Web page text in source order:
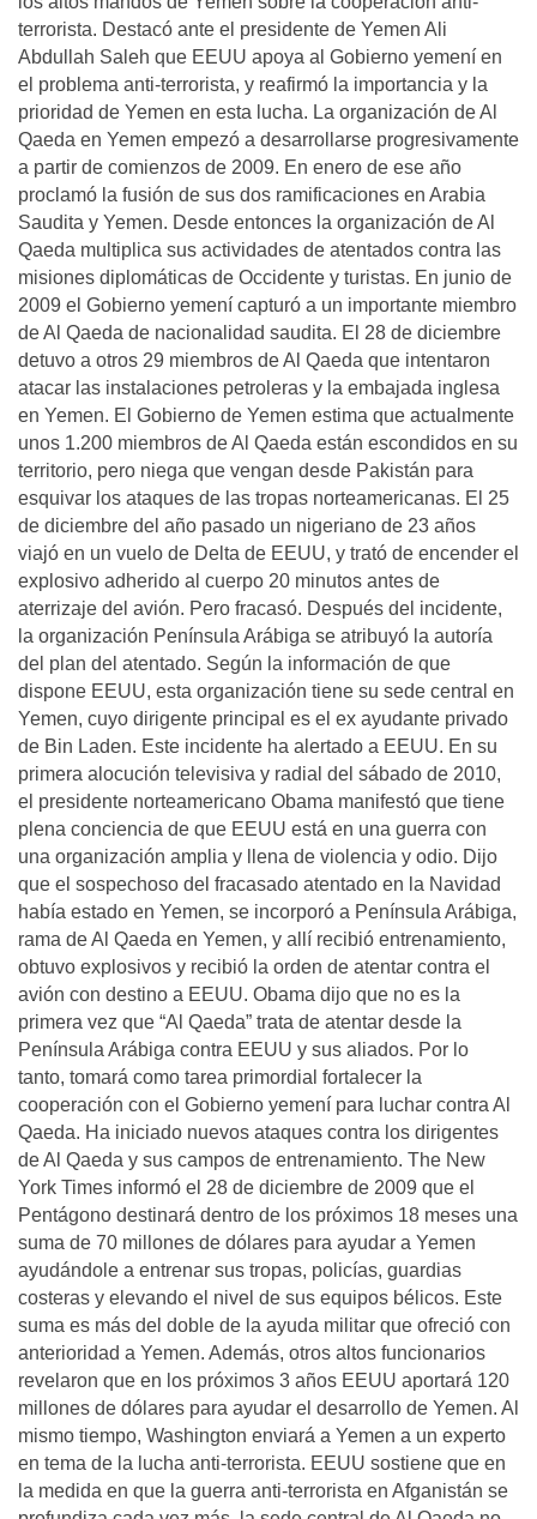
terrorista. Destacó ante el presidente de Yemen Ali
Abdullah Saleh que EEUU apoya al Gobierno yemení en
el problema anti-terrorista, y reafirmó la importancia y la
prioridad de Yemen en esta lucha. La organización de Al
Qaeda en Yemen empezó a desarrollarse progresivamente
a partir de comienzos de 2009. En enero de ese año
proclamó la fusión de sus dos ramificaciones en Arabia
Saudita y Yemen. Desde entonces la organización de Al
Qaeda multiplica sus actividades de atentados contra las
misiones diplomáticas de Occidente y turistas. En junio de
2009 el Gobierno yemení capturó a un importante miembro
de Al Qaeda de nacionalidad saudita. El 28 de diciembre
detuvo a otros 29 miembros de Al Qaeda que intentaron
atacar las instalaciones petroleras y la embajada inglesa
en Yemen. El Gobierno de Yemen estima que actualmente
unos 1.200 miembros de Al Qaeda están escondidos en su
territorio, pero niega que vengan desde Pakistán para
esquivar los ataques de las tropas norteamericanas. El 25
de diciembre del año pasado un nigeriano de 23 años
viajó en un vuelo de Delta de EEUU, y trató de encender el
explosivo adherido al cuerpo 20 minutos antes de
aterrizaje del avión. Pero fracasó. Después del incidente,
la organización Península Arábiga se atribuyó la autoría
del plan del atentado. Según la información de que
dispone EEUU, esta organización tiene su sede central en
Yemen, cuyo dirigente principal es el ex ayudante privado
de Bin Laden. Este incidente ha alertado a EEUU. En su
primera alocución televisiva y radial del sábado de 2010,
el presidente norteamericano Obama manifestó que tiene
plena conciencia de que EEUU está en una guerra con
una organización amplia y llena de violencia y odio. Dijo
que el sospechoso del fracasado atentado en la Navidad
había estado en Yemen, se incorporó a Península Arábiga,
rama de Al Qaeda en Yemen, y allí recibió entrenamiento,
obtuvo explosivos y recibió la orden de atentar contra el
avión con destino a EEUU. Obama dijo que no es la
primera vez que “Al Qaeda” trata de atentar desde la
Península Arábiga contra EEUU y sus aliados. Por lo
tanto, tomará como tarea primordial fortalecer la
cooperación con el Gobierno yemení para luchar contra Al
Qaeda. Ha iniciado nuevos ataques contra los dirigentes
de Al Qaeda y sus campos de entrenamiento. The New
York Times informó el 28 de diciembre de 2009 que el
Pentágono destinará dentro de los próximos 18 meses una
suma de 70 millones de dólares para ayudar a Yemen
ayudándole a entrenar sus tropas, policías, guardias
costeras y elevando el nivel de sus equipos bélicos. Este
suma es más del doble de la ayuda militar que ofreció con
anterioridad a Yemen. Además, otros altos funcionarios
revelaron que en los próximos 3 años EEUU aportará 120
millones de dólares para ayudar el desarrollo de Yemen. Al
mismo tiempo, Washington enviará a Yemen a un experto
en tema de la lucha anti-terrorista. EEUU sostiene que en
la medida en que la guerra anti-terrorista en Afganistán se